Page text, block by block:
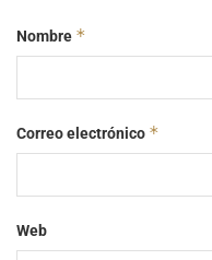
Nombre *
Correo electrónico *
Web